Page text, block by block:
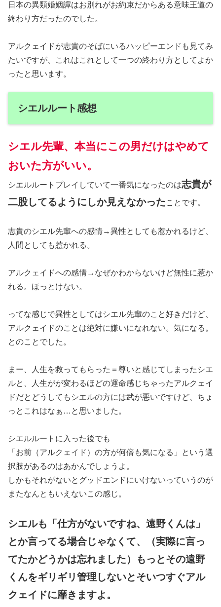
日本の異類婚姻譚はお別れがお約束だからある意味王道の
終わり方だったのでした。
アルクェイドが志貴のそばにいるハッピーエンドも見てみ
たいですが、これはこれとして一つの終わり方としてよか
ったと思います。
シエルルート感想
シエル先輩、本当にこの男だけはやめて
おいた方がいい。
シエルルートプレイしていて一番気になったのは志貴が
二股してるようにしか見えなかったことです。
志貴のシエル先輩への感情→異性としても惹かれるけど、
人間としても惹かれる。
アルクェイドへの感情→なぜかわからないけど無性に惹か
れる。ほっとけない。
ってな感じで異性としてはシエル先輩のこと好きだけど、
アルクェイドのことは絶対に嫌いになれない。気になる。
とのことでした。
まー、人生を救ってもらった＝尊いと感じてしまったシエ
ルと、人生がが変わるほどの運命感じちゃったアルクェイ
ドだとどうしてもシエルの方には武が悪いですけど、ちょ
っとこれはなぁ…と思いました。
シエルルートに入った後でも
「お前（アルクェイド）の方が何倍も気になる」という選
択肢があるのはあかんでしょうよ。
しかもそれがないとグッドエンドにいけないっていうのが
またなんともいえないこの感じ。
シエルも「仕方がないですね、遠野くんは」
とか言ってる場合じゃなくて、（実際に言っ
てたかどうかは忘れました）もっとその遠野
くんをギリギリ管理しないとそいつすぐアル
クェイドに靡きますよ。